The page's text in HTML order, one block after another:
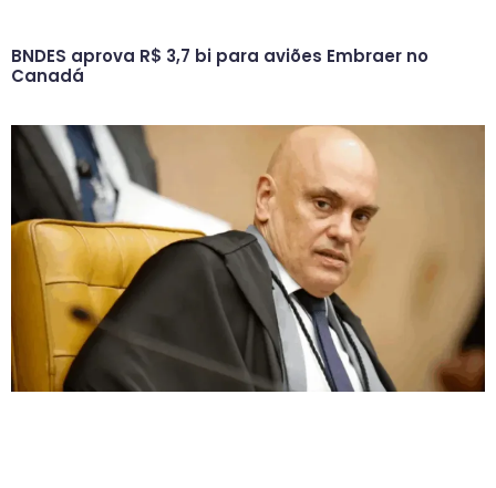
BNDES aprova R$ 3,7 bi para aviões Embraer no
Canadá